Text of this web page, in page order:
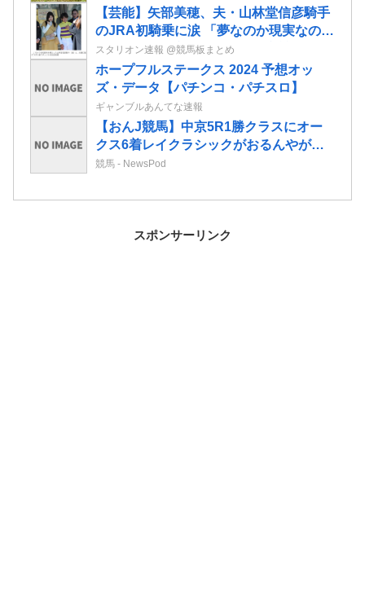
【芸能】矢部美穂、夫・山林堂信彦騎手
のJRA初騎乗に涙 「夢なのか現実なの
か…報われて良かった」 東京競馬場で
生観戦
スタリオン速報 @競馬板まとめ
ホープフルステークス 2024 予想オッ
ズ・データ【パチンコ・パチスロ】
ギャンブルあんてな速報
【おんJ競馬】中京5R1勝クラスにオー
クス6着レイクラシックがおるんやが信
じてええんか？
競馬 - NewsPod
スポンサーリンク